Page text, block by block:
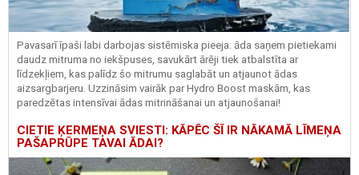
Pavasarī īpaši labi darbojas sistēmiska pieeja: āda saņem pietiekami
daudz mitruma no iekšpuses, savukārt ārēji tiek atbalstīta ar
līdzekļiem, kas palīdz šo mitrumu saglabāt un atjaunot ādas
aizsargbarjeru. Uzzināsim vairāk parHydro Boost maskām, kas
paredzētas intensīvai ādas mitrināšanai un atjaunošanai!
CIETIE ĶERMEŅA SVIESTI: KĀPĒC ŠĪ IR NĀKAMĀ LĪMEŅA
PAŠAPRŪPE TAVAI ĀDAI?